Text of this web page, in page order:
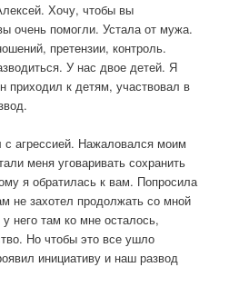
Хочу, чтобы вы
очень помогли. Устала от мужа.
претензии, контроль.
У нас двое детей. Я
приходил к детям, участвовал в
агрессией. Нажаловался моим
меня уговаривать сохранить
я обратилась к вам. Попросила
не захотел продолжать со мной
него там ко мне осталось,
Но чтобы это все ушло
инициативу и наш развод